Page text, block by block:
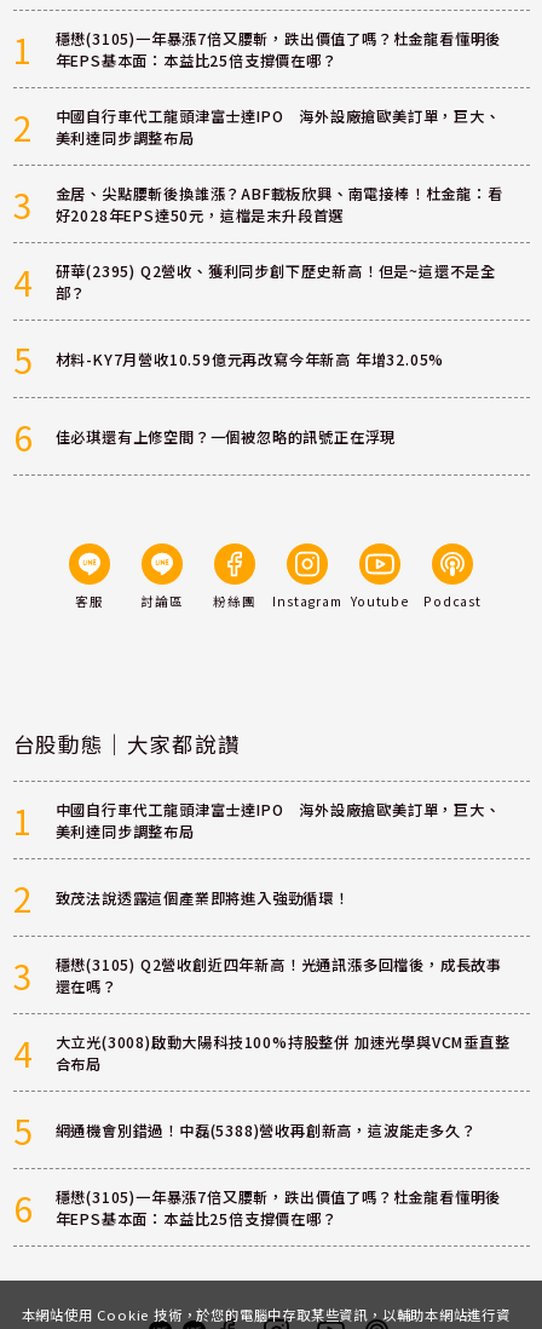
1
穩懋(3105)一年暴漲7倍又腰斬，跌出價值了嗎？杜金龍看懂明後
年EPS基本面：本益比25倍支撐價在哪？
2
中國自行車代工龍頭津富士達IPO 海外設廠搶歐美訂單，巨大、
美利達同步調整布局
3
金居、尖點腰斬後換誰漲？ABF載板欣興、南電接棒！杜金龍：看
好2028年EPS達50元，這檔是末升段首選
4
研華(2395) Q2營收、獲利同步創下歷史新高！但是~這還不是全
部？
5 材料-KY7月營收10.59億元再改寫今年新高 年增32.05%
6 佳必琪還有上修空間？一個被忽略的訊號正在浮現
客服 討論區 粉絲團 Instagram Youtube Podcast
台股動態｜大家都說讚
1
中國自行車代工龍頭津富士達IPO 海外設廠搶歐美訂單，巨大、
美利達同步調整布局
2 致茂法說透露這個產業即將進入強勁循環！
3
穩懋(3105) Q2營收創近四年新高！光通訊漲多回檔後，成長故事
還在嗎？
4
大立光(3008)啟動大陽科技100%持股整併 加速光學與VCM垂直整
合布局
5 網通機會別錯過！中磊(5388)營收再創新高，這波能走多久？
6
穩懋(3105)一年暴漲7倍又腰斬，跌出價值了嗎？杜金龍看懂明後
年EPS基本面：本益比25倍支撐價在哪？
本網站使用 Cookie 技術，於您的電腦中存取某些資訊，以輔助本網站進行資